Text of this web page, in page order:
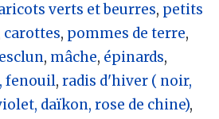
verts et beurres, petits
carottes, pommes de terre,
, mâche, épinards,
fenouil,radis d'hiver ( noir,
daïkon, rose de chine),